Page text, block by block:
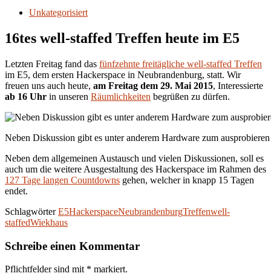
Unkategorisiert
16tes well-staffed Treffen heute im E5
Letzten Freitag fand das fünfzehnte freitägliche well-staffed Treffen
im E5, dem ersten Hackerspace in Neubrandenburg, statt. Wir
freuen uns auch heute, am Freitag dem 29. Mai 2015, Interessierte
ab 16 Uhr in unseren Räumlichkeiten begrüßen zu dürfen.
Neben Diskussion gibt es unter anderem Hardware zum ausprobieren
Neben dem allgemeinen Austausch und vielen Diskussionen, soll es
auch um die weitere Ausgestaltung des Hackerspace im Rahmen des
127 Tage langen Countdowns gehen, welcher in knapp 15 Tagen
endet.
Schlagwörter E5HackerspaceNeubrandenburgTreffenwell-
staffedWiekhaus
Schreibe einen Kommentar
Pflichtfelder sind mit * markiert.